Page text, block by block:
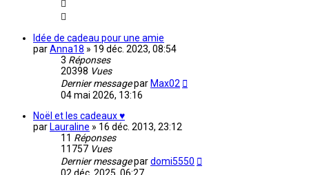
Idée de cadeau pour une amie
parAnna18 » 19 déc. 2023, 08:54
3 Réponses
20398 Vues
Dernier messagepar Max02
04 mai 2026, 13:16
Noël et les cadeaux ♥
par Lauraline » 16 déc. 2013, 23:12
11 Réponses
11757 Vues
Dernier messagepardomi5550